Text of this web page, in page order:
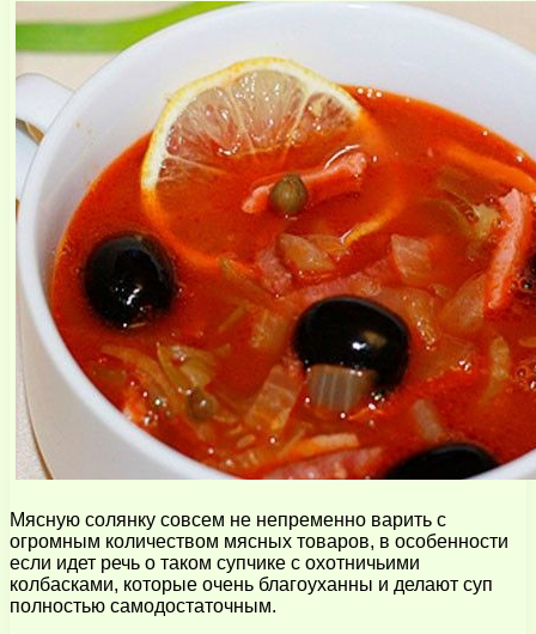
Мясную солянку совсем не непременно варить с
огромным количеством мясных товаров, в особенности
если идет речь о таком супчике с охотничьими
колбасками, которые очень благоуханны и делают суп
полностью самодостаточным.